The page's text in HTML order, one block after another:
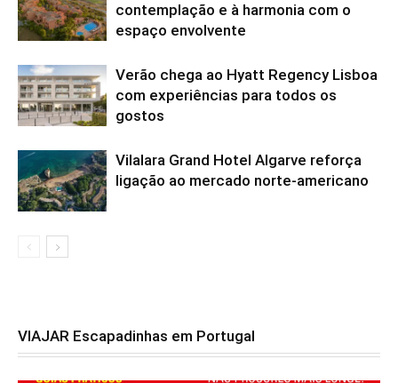
contemplação e à harmonia com o
espaço envolvente
Verão chega ao Hyatt Regency Lisboa
com experiências para todos os
gostos
Vilalara Grand Hotel Algarve reforça
ligação ao mercado norte-americano
VIAJAR Escapadinhas em Portugal